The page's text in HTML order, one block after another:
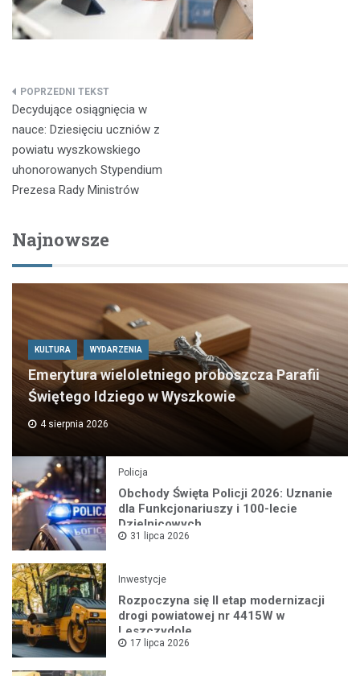
Nawigacja
wpisu
Decydujące osiągnięcia w
nauce: Dziesięciu uczniów z
powiatu wyszkowskiego
uhonorowanych Stypendium
Prezesa Rady Ministrów
Najnowsze
KULTURA WYDARZENIA
Emerytura wieloletniego proboszcza Parafii
Świętego Idziego w Wyszkowie
4 sierpnia 2026
Policja
Obchody Święta Policji 2026: Uznanie
dla Funkcjonariuszy i 100-lecie
Dzielnicowych
31 lipca 2026
Inwestycje
Rozpoczyna się II etap modernizacji
drogi powiatowej nr 4415W w
Leszczydole
17 lipca 2026